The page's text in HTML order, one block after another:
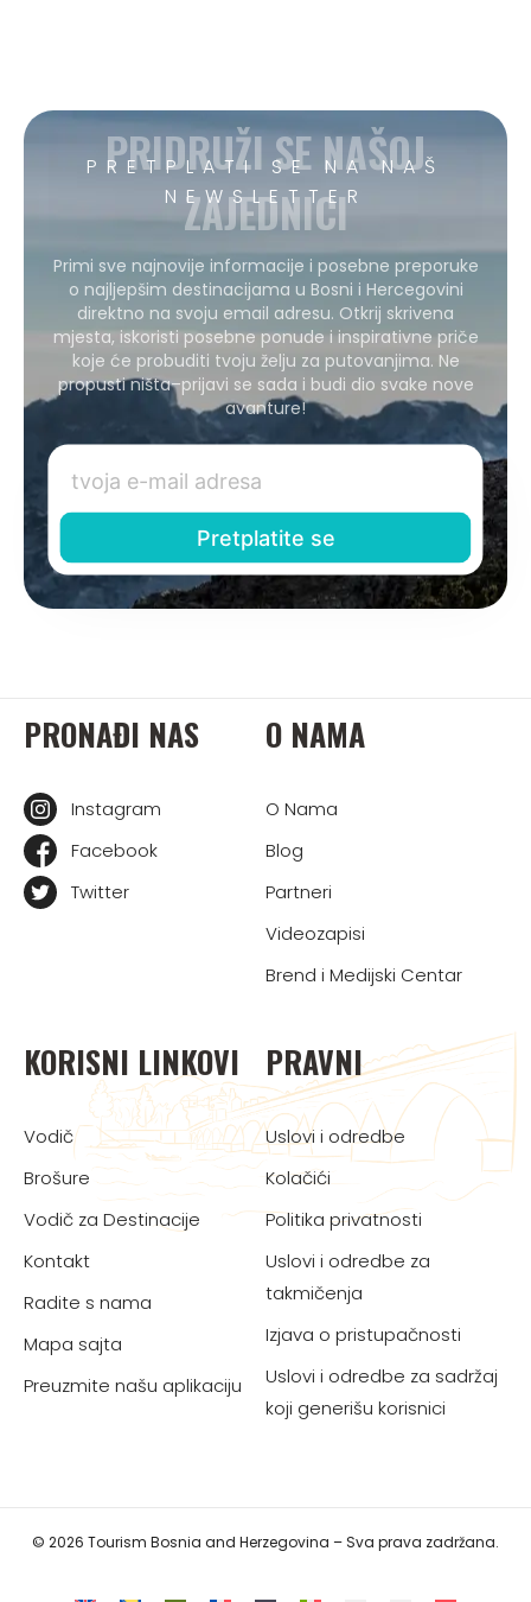
PRETPLATI SE NA NAŠ
NEWSLETTER
PRIDRUŽI SE NAŠOJ
ZAJEDNICI
Primi sve najnovije informacije i posebne preporuke
o najljepšim destinacijama u Bosni i Hercegovini
direktno na svoju email adresu. Otkrij skrivena
mjesta, iskoristi posebne ponude i inspirativne priče
koje će probuditi tvoju želju za putovanjima. Ne
propusti ništa–prijavi se sada i budi dio svake nove
avanture!
PRONAĐI NAS
Instagram
Facebook
Twitter
O NAMA
O Nama
Blog
Partneri
Videozapisi
Brend i Medijski Centar
KORISNI LINKOVI
Vodič
Brošure
Vodič za Destinacije
Kontakt
Radite s nama
Mapa sajta
Preuzmite našu aplikaciju
PRAVNI
Uslovi i odredbe
Kolačići
Politika privatnosti
Uslovi i odredbe za
takmičenja
Izjava o pristupačnosti
Uslovi i odredbe za sadržaj
koji generišu korisnici
© 2026 Tourism Bosnia and Herzegovina – Sva prava zadržana.